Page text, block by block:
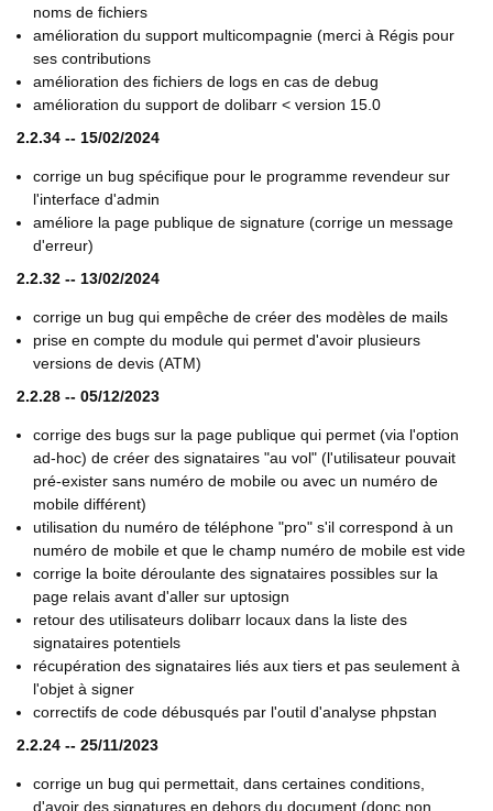
noms de fichiers
amélioration du support multicompagnie (merci à Régis pour
ses contributions
amélioration des fichiers de logs en cas de debug
amélioration du support de dolibarr < version 15.0
2.2.34 -- 15/02/2024
corrige un bug spécifique pour le programme revendeur sur
l'interface d'admin
améliore la page publique de signature (corrige un message
d'erreur)
2.2.32 -- 13/02/2024
corrige un bug qui empêche de créer des modèles de mails
prise en compte du module qui permet d'avoir plusieurs
versions de devis (ATM)
2.2.28 -- 05/12/2023
corrige des bugs sur la page publique qui permet (via l'option
ad-hoc) de créer des signataires "au vol" (l'utilisateur pouvait
pré-exister sans numéro de mobile ou avec un numéro de
mobile différent)
utilisation du numéro de téléphone "pro" s'il correspond à un
numéro de mobile et que le champ numéro de mobile est vide
corrige la boite déroulante des signataires possibles sur la
page relais avant d'aller sur uptosign
retour des utilisateurs dolibarr locaux dans la liste des
signataires potentiels
récupération des signataires liés aux tiers et pas seulement à
l'objet à signer
correctifs de code débusqués par l'outil d'analyse phpstan
2.2.24 -- 25/11/2023
corrige un bug qui permettait, dans certaines conditions,
d'avoir des signatures en dehors du document (donc non